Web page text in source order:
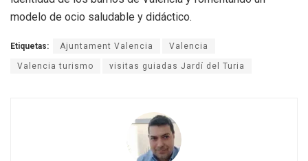
modelo de ocio saludable y didáctico.
Etiquetas: Ajuntament Valencia Valencia
Valencia turismo visitas guiadas Jardí del Turia